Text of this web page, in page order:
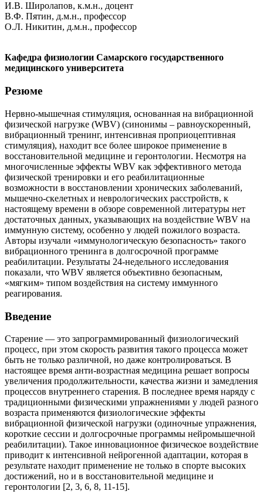
И.В. Широлапов, к.м.н., доцент
В.Ф. Пятин, д.м.н., профессор
О.Л. Никитин, д.м.н., профессор
Кафедра физиологии Самарского государственного
медицинского университета
Резюме
Нервно-мышечная стимуляция, основанная на вибрационной
физической нагрузке (WBV) (синонимы – равноускоренный,
вибрационный тренинг, интенсивная проприоцептивная
стимуляция), находит все более широкое применение в
восстановительной медицине и геронтологии. Несмотря на
многочисленные эффекты WBV как эффективного метода
физической тренировки и его реабилитационные
возможности в восстановлении хронических заболеваний,
мышечно-скелетных и неврологических расстройств, к
настоящему времени в обзоре современной литературы нет
достаточных данных, указывающих на воздействие WBV на
иммунную систему, особенно у людей пожилого возраста.
Авторы изучали «иммунологическую безопасность» такого
вибрационного тренинга в долгосрочной программе
реабилитации. Результаты 24-недельного исследования
показали, что WBV является объективно безопасным,
«мягким» типом воздействия на систему иммунного
реагирования.
Введение
Старение — это запрограммированный физиологический
процесс, при этом скорость развития такого процесса может
быть не только различной, но даже контролироваться. В
настоящее время анти-возрастная медицина решает вопросы
увеличения продолжительности, качества жизни и замедления
процессов внутреннего старения. В последнее время наряду с
традиционными физическими упражнениями у людей разного
возраста применяются физиологические эффекты
вибрационной физической нагрузки (одиночные упражнения,
короткие сессии и долгосрочные программы нейромышечной
реабилитации). Такое инновационное физическое воздействие
приводит к интенсивной нейрогенной адаптации, которая в
результате находит применение не только в спорте высоких
достижений, но и в восстановительной медицине и
геронтологии [2, 3, 6, 8, 11-15].